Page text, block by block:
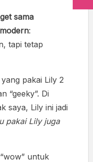
sama
:
tapi tetap
pakai Lily 2
“geeky”. Di
saya, Lily ini jadi
pakai Lily juga
untuk